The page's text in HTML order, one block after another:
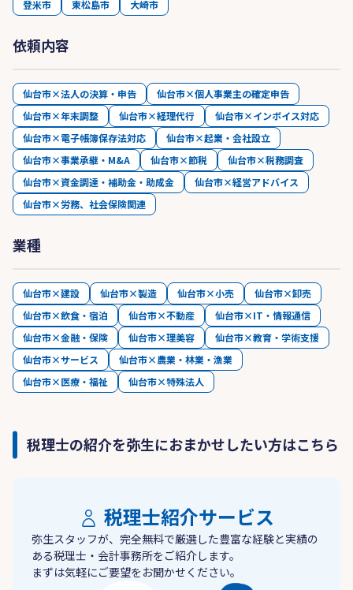
登米市
東松島市 大崎市
依頼内容
仙台市×法人の決算・申告
仙台市×個人事業主の確定申告
仙台市×年末調整
仙台市×経理代行
仙台市×インボイス対応
仙台市×電子帳簿保存法対応
仙台市×起業・会社設立
仙台市×事業承継・M&A
仙台市×節税
仙台市×税務調査
仙台市×資金調達・補助金・助成金
仙台市×経営アドバイス
仙台市×労務、社会保険関連
業種
仙台市×建設 仙台市×製造 仙台市×小売
仙台市×卸売
仙台市×飲食・宿泊
仙台市×不動産
仙台市×IT・情報通信
仙台市×金融・保険
仙台市×理美容
仙台市×教育・学術支援
仙台市×サービス
仙台市×農業・林業・漁業
仙台市×医療・福祉
仙台市×特殊法人
税理士の紹介を弥生におまかせしたい方はこちら
税理士紹介サービス
弥生スタッフが、完全無料で厳選した豊富な経験と実績の
ある税理士・会計事務所をご紹介します。
まずは気軽にご要望をお聞かせください。